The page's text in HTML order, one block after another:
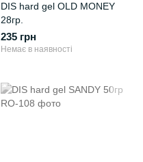
DIS hard gel OLD MONEY
28гр.
235 грн
Немає в наявності